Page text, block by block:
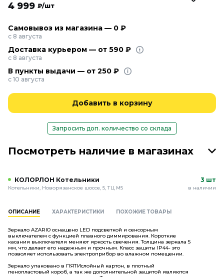
4 999 ₽/шт
Самовывоз из магазина — 0 ₽
с 8 августа
Доставка курьером — от 590 ₽
с 8 августа
В пункты выдачи — от 250 ₽
с 10 августа
Добавить в корзину
Запросить доп. количество со склада
Посмотреть наличие в магазинах
КОЛОРЛОН Котельники
Котельники, Новорязанское шоссе, 5, ТЦ М5
3 шт
в наличии
ОПИСАНИЕ ХАРАКТЕРИСТИКИ ПОХОЖИЕ ТОВАРЫ
Зеркало AZARIO оснащено LED подсветкой и сенсорным
выключателем с функцией плавного диммирования. Короткие
касания выключателя меняют яркость свечения. Толщина зеркала 5
мм, что делает его надежным и прочным. Класс защиты IP44- это
позволяет использовать электроприбор во влажном помещении.
Зеркало упаковано в ПЯТИслойный картон, в плотный
пенопластовый короб, а так же дополнительной защитой являются